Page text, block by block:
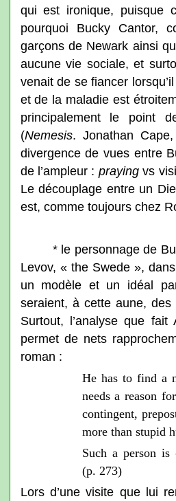
qui est ironique, puisque
pourquoi Bucky Cantor,
garçons de Newark ainsi
aucune vie sociale, et
venait de se fiancer
et de la maladie est
principalement le point
(Nemesis. Jonathan
divergence de vues entre
de l’ampleur : prayingvs
Le découplage entre un
est, comme toujours chez
* le personnage de
Levov, « the Swede »,
un modèle et un idéal
seraient, à cette aune,
Surtout, l’analyse que
permet de nets
roman :
He has to find a
needs a reason
contingent,
more than stupid
Such a person
(p. 273)
Lors d’une visite que lui